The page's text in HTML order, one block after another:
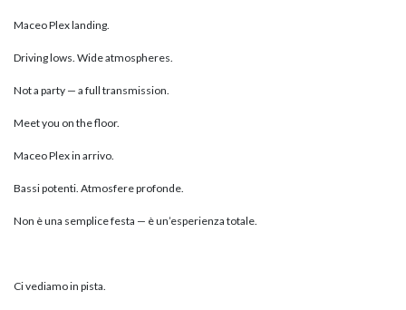
Maceo Plex landing.
Driving lows. Wide atmospheres.
Not a party — a full transmission.
Meet you on the floor.
Maceo Plex in arrivo.
Bassi potenti. Atmosfere profonde.
Non è una semplice festa — è un’esperienza totale.
Ci vediamo in pista.